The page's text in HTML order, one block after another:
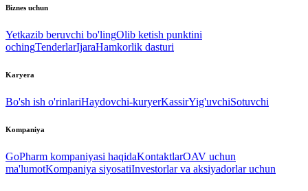
Biznes uchun
Yetkazib beruvchi bo'lingOlib ketish punktini
ochingTenderlarIjaraHamkorlik dasturi
Karyera
Bo'sh ish o'rinlariHaydovchi-kuryerKassirYig'uvchiSotuvchi
Kompaniya
GoPharm kompaniyasi haqidaKontaktlarOAV uchun
ma'lumotKompaniya siyosatiInvestorlar va aksiyadorlar uchun